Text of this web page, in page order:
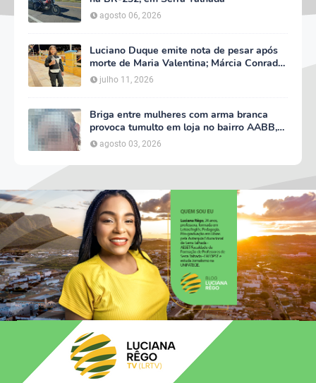
agosto 06, 2026
Luciano Duque emite nota de pesar após
morte de Maria Valentina; Márcia Conrado
decreta luto oficial de três dias em Serra
Talhada
julho 11, 2026
Briga entre mulheres com arma branca
provoca tumulto em loja no bairro AABB,
em Serra Talhada
agosto 03, 2026